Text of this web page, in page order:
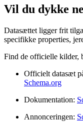
fremtidens
Vil du dykke
Datasættet ligger frit
specifikke properties,
Find de officielle kilder,
Officielt datasæt
Schema.org
Dokumentation: